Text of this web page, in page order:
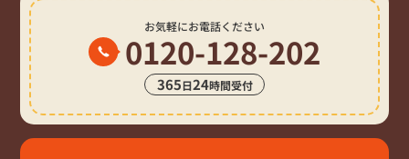
お気軽にお電話ください
0120-128-202
365日24時間受付